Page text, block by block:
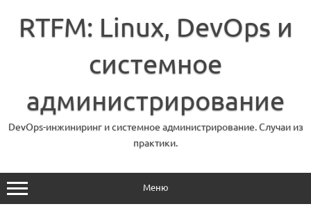
содержимому
RTFM: Linux, DevOps и
системное
администрирование
DevOps-инжиниринг и системное администрирование. Случаи из
практики.
Меню